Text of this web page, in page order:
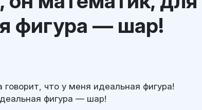
фигура — шар!
что у меня идеальная фигура!
фигура — шар!